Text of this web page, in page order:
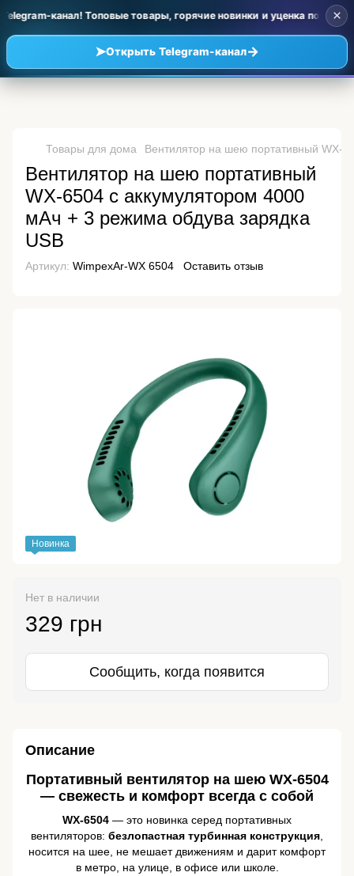
канал! Топовые товары, горячие новинки и уценка по
➤Открыть Telegram-канал→
×
Товары для дома Вентилятор на шею портативный WX-
Вентилятор на шею портативный
WX-6504 с аккумулятором 4000
мАч + 3 режима обдува зарядка
USB
Артикул: WimpexAr-WX 6504 Оставить отзыв
Новинка
Нет в наличии
329 грн
Сообщить, когда появится
Описание
Портативный вентилятор на шею WX-6504
— свежесть и комфорт всегда с собой
WX-6504 — это новинка серед портативных
вентиляторов: безлопастная турбинная конструкция
носится на шее, не мешает движениям и дарит комфорт
в метро, на улице, в офисе или школе.